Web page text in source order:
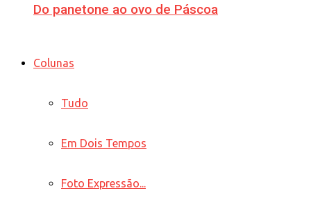
Do panetone ao ovo de Páscoa
Colunas
Tudo
Em Dois Tempos
Foto Expressão...